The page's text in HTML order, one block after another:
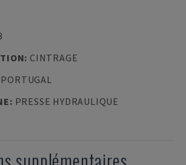
: CINTRAGE
PORTUGAL
: PRESSE HYDRAULIQUE